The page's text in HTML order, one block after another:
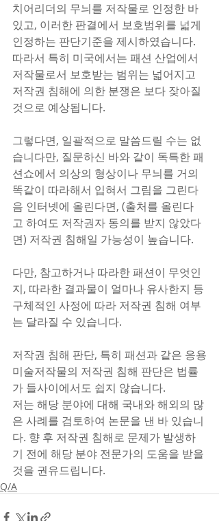
치어리더의 무늬를 저작물로 인정한 바
있고, 이러한 판결에서 보호범위를 넓게
인정하는 판단기준을 제시하였습니다.
따라서 특히 미국에서는 패션 산업에서
저작물로서 보호받는 범위는 넓어지고
저작권 침해에 의한 분쟁은 보다 잦아질
것으로 예상됩니다.
그렇다면, 일괄적으로 말씀드릴 수는 없
습니다만, 질문하신 바와 같이 독특한 패
션쇼에서 의상의 형상이나 무늬를 거의
똑같이 따라해서 입혀서 그림을 그린다
음 인터넷에 올린다면, (출처를 올린다
고 하여도 저작권자 동의를 받지 않았다
면) 저작권 침해일 가능성이 높습니다.
다만, 참고하거나 따라한 패션이 무엇인
지, 따라한 결과물이 얼마나 유사한지 등
구체적인 사정에 따라 저작권 침해 여부
는 달라질 수 있습니다.
저작권 침해 판단, 특히 패션과 같은 응용
미술저작물의 저작권 침해 판단은 법률
가 들사이에서도 쉽지 않습니다.
저는 해당 분야에 대해 국내와 해외의 많
은 사례를 검토하여 논문을 낸 바 있습니
다. 향 후 저작권 침해로 문제가 발생하
기 전에 해당 분야 전문가의 도움을 받을
것을 권유드립니다.
Q/A